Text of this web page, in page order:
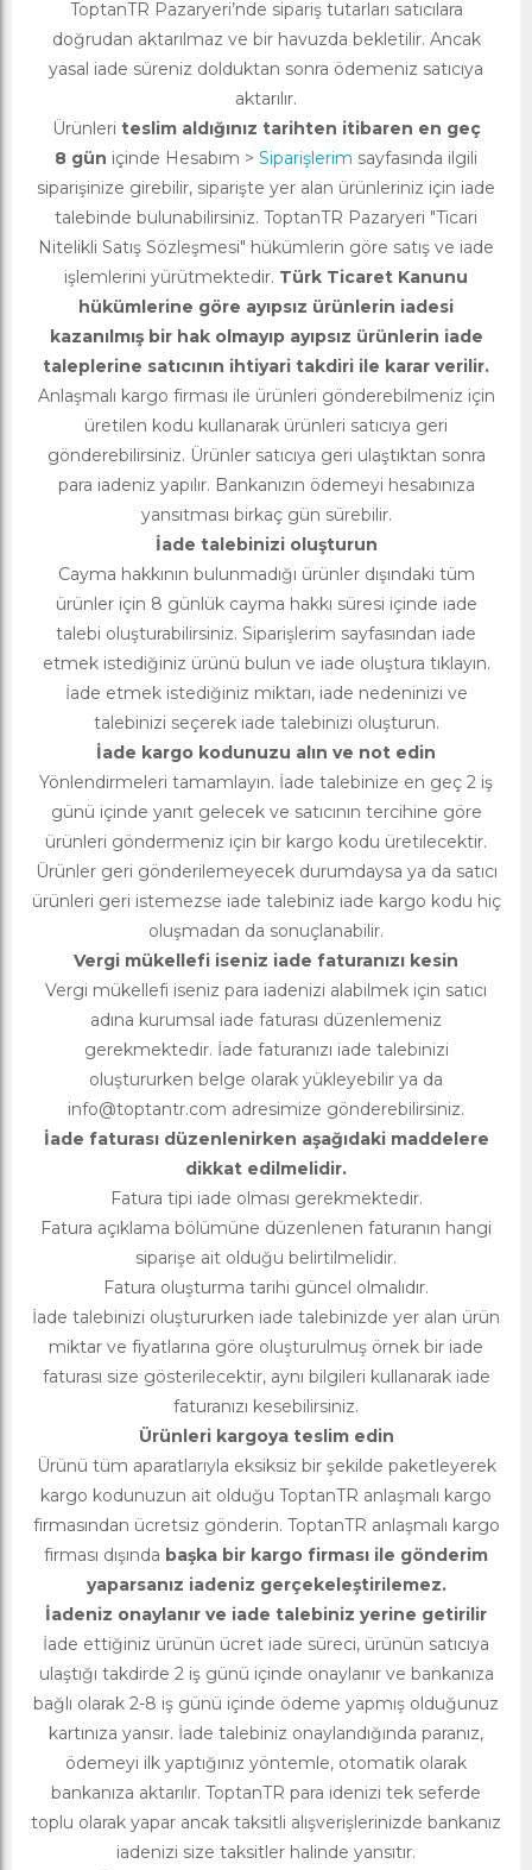
ToptanTR Pazaryeri’nde sipariş tutarları satıcılara
doğrudan aktarılmaz ve bir havuzda bekletilir. Ancak
yasal iade süreniz dolduktan sonra ödemeniz satıcıya
aktarılır.
Ürünleri teslim aldığınız tarihten itibaren en geç
8 gün içinde Hesabım > Siparişlerim sayfasında ilgili
siparişinize girebilir, siparişte yer alan ürünleriniz için iade
talebinde bulunabilirsiniz. ToptanTR Pazaryeri "Ticari
Nitelikli Satış Sözleşmesi" hükümlerin göre satış ve iade
işlemlerini yürütmektedir. Türk Ticaret Kanunu
hükümlerine göre ayıpsız ürünlerin iadesi
kazanılmış bir hak olmayıp ayıpsız ürünlerin iade
taleplerine satıcının ihtiyari takdiri ile karar verilir.
Anlaşmalı kargo firması ile ürünleri gönderebilmeniz için
üretilen kodu kullanarak ürünleri satıcıya geri
gönderebilirsiniz. Ürünler satıcıya geri ulaştıktan sonra
para iadeniz yapılır. Bankanızın ödemeyi hesabınıza
yansıtması birkaç gün sürebilir.
İade talebinizi oluşturun
Cayma hakkının bulunmadığı ürünler dışındaki tüm
ürünler için 8 günlük cayma hakkı süresi içinde iade
talebi oluşturabilirsiniz. Siparişlerim sayfasından iade
etmek istediğiniz ürünü bulun ve iade oluştura tıklayın.
İade etmek istediğiniz miktarı, iade nedeninizi ve
talebinizi seçerek iade talebinizi oluşturun.
İade kargo kodunuzu alın ve not edin
Yönlendirmeleri tamamlayın. İade talebinize en geç 2 iş
günü içinde yanıt gelecek ve satıcının tercihine göre
ürünleri göndermeniz için bir kargo kodu üretilecektir.
Ürünler geri gönderilemeyecek durumdaysa ya da satıcı
ürünleri geri istemezse iade talebiniz iade kargo kodu hiç
oluşmadan da sonuçlanabilir.
Vergi mükellefi iseniz iade faturanızı kesin
Vergi mükellefi iseniz para iadenizi alabilmek için satıcı
adına kurumsal iade faturası düzenlemeniz
gerekmektedir. İade faturanızı iade talebinizi
oluştururken belge olarak yükleyebilir ya da
info@toptantr.com adresimize gönderebilirsiniz.
İade faturası düzenlenirken aşağıdaki maddelere
dikkat edilmelidir.
Fatura tipi iade olması gerekmektedir.
Fatura açıklama bölümüne düzenlenen faturanın hangi
siparişe ait olduğu belirtilmelidir.
Fatura oluşturma tarihi güncel olmalıdır.
İade talebinizi oluştururken iade talebinizde yer alan ürün
miktar ve fiyatlarına göre oluşturulmuş örnek bir iade
faturası size gösterilecektir, aynı bilgileri kullanarak iade
faturanızı kesebilirsiniz.
Ürünleri kargoya teslim edin
Ürünü tüm aparatlarıyla eksiksiz bir şekilde paketleyerek
kargo kodunuzun ait olduğu ToptanTR anlaşmalı kargo
firmasından ücretsiz gönderin. ToptanTR anlaşmalı kargo
firması dışında başka bir kargo firması ile gönderim
yaparsanız iadeniz gerçekeleştirilemez.
İadeniz onaylanır ve iade talebiniz yerine getirilir
İade ettiğiniz ürünün ücret iade süreci, ürünün satıcıya
ulaştığı takdirde 2 iş günü içinde onaylanır ve bankanıza
bağlı olarak 2-8 iş günü içinde ödeme yapmış olduğunuz
kartınıza yansır. İade talebiniz onaylandığında paranız,
ödemeyi ilk yaptığınız yöntemle, otomatik olarak
bankanıza aktarılır. ToptanTR para idenizi tek seferde
toplu olarak yapar ancak taksitli alışverişlerinizde bankanız
iadenizi size taksitler halinde yansıtır.